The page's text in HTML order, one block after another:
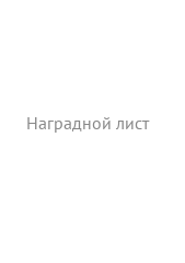
Наградной лист